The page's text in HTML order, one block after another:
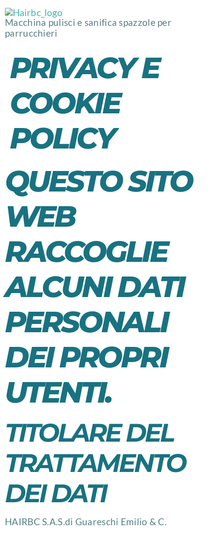
Macchina pulisci e sanifica spazzole per
parrucchieri
PRIVACY E
COOKIE
POLICY
QUESTO SITO
WEB
RACCOGLIE
ALCUNI DATI
PERSONALI
DEI PROPRI
UTENTI.
TITOLARE DEL
TRATTAMENTO
DEI DATI
HAIRBC S.A.S.di Guareschi Emilio & C.